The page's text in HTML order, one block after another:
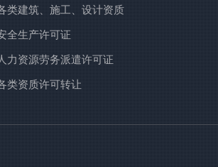
类建筑、施工、设计资质
全生产许可证
力资源劳务派遣许可证
类资质许可转让